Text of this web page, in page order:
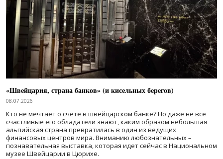
«Швейцария, страна банков» (и кисельных берегов)
08.07.2026
Кто не мечтает о счете в швейцарском банке? Но даже не все
счастливые его обладатели знают, каким образом небольшая
альпийская страна превратилась в один из ведущих
финансовых центров мира. Вниманию любознательных –
познавательная выставка, которая идет сейчас в Национальном
музее Швейцарии в Цюрихе.